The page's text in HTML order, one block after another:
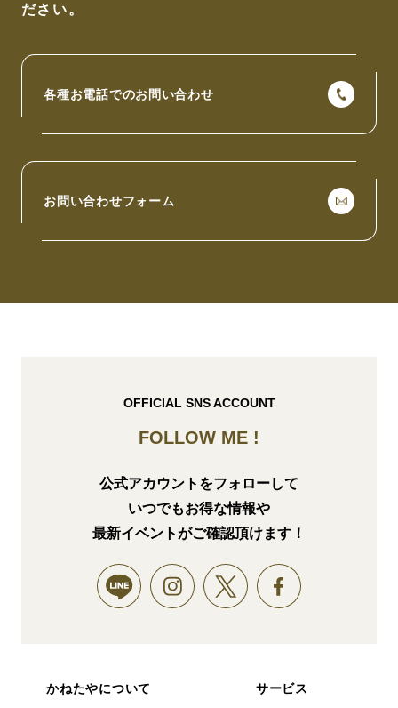
ださい。
各種お電話でのお問い合わせ
お問い合わせフォーム
OFFICIAL SNS ACCOUNT
FOLLOW ME !
公式アカウントをフォローして
いつでもお得な情報や
最新イベントがご確認頂けます！
かねたやについて サービス